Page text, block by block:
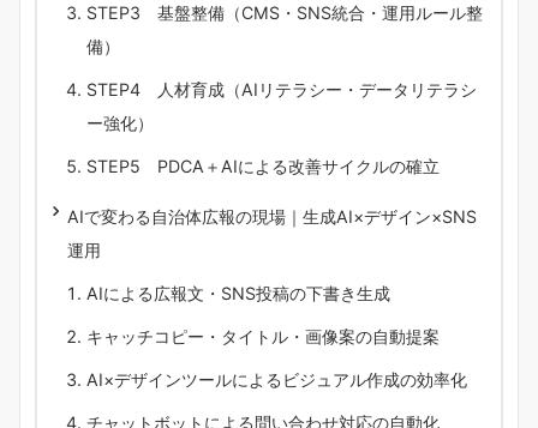
STEP3 基盤整備（CMS・SNS統合・運用ルール整
備）
STEP4 人材育成（AIリテラシー・データリテラシ
ー強化）
STEP5 PDCA＋AIによる改善サイクルの確立
AIで変わる自治体広報の現場｜生成AI×デザイン×SNS
運用
AIによる広報文・SNS投稿の下書き生成
キャッチコピー・タイトル・画像案の自動提案
AI×デザインツールによるビジュアル作成の効率化
チャットボットによる問い合わせ対応の自動化